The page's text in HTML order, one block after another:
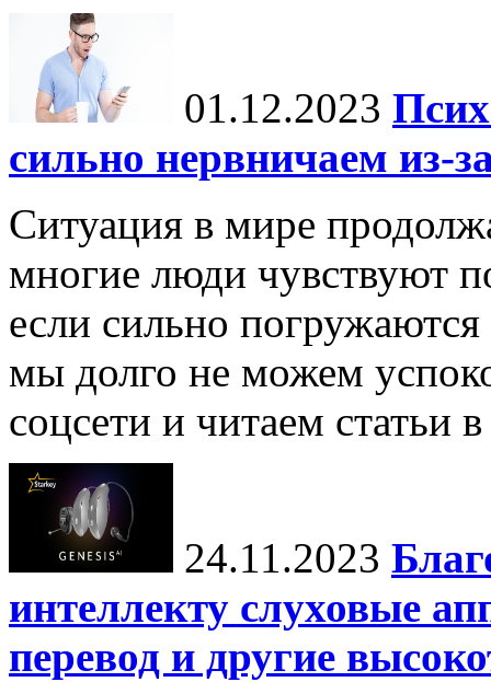
01.12.2023
сильно нервничаем из-
Ситуация в мире
многие люди чувствуют
если сильно
мы долго не можем
соцсети и читаем
24.11.2023
интеллекту слуховые
перевод и другие